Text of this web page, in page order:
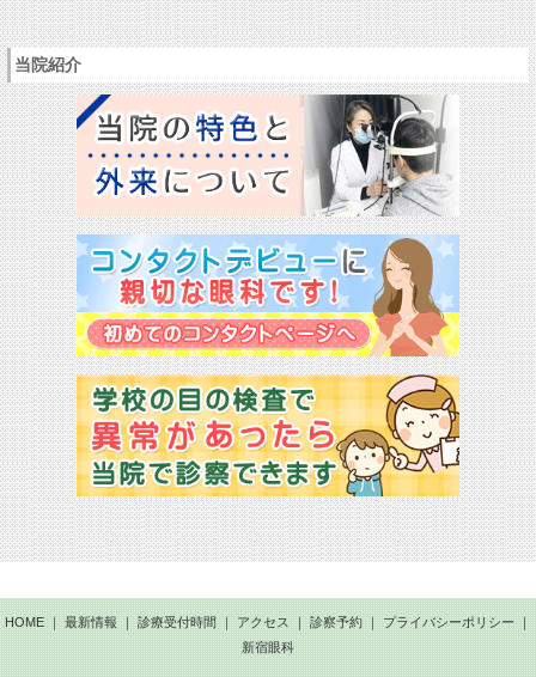
当院紹介
HOME｜最新情報｜診療受付時間｜アクセス｜診察予約｜プライバシーポリシー｜
新宿眼科